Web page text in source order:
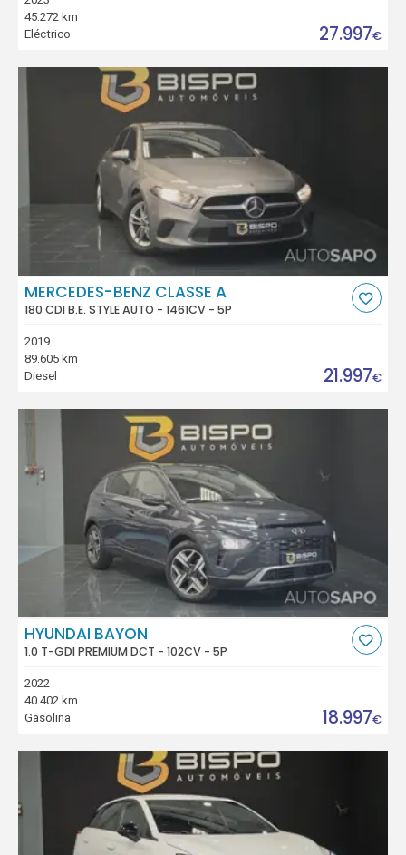
45.272 km
Eléctrico
27.997€
MERCEDES-BENZ CLASSE A
180 CDI B.E. STYLE AUTO - 1461CV - 5P
2019
89.605 km
Diesel
21.997€
HYUNDAI BAYON
1.0 T-GDI PREMIUM DCT - 102CV - 5P
2022
40.402 km
Gasolina
18.997€